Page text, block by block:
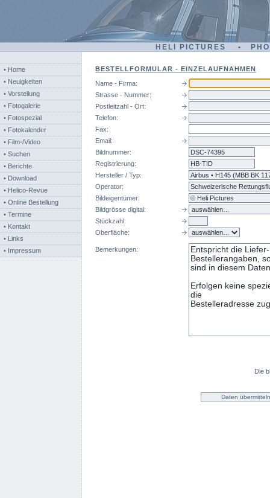
HELI PICTURES •
• Home
• Neuigkeiten
• Vorstellung
• Fotogalerie
• Fotospezial
• Fotokalender
• Film-/Video
• Suchen
• Berichte
• Download
• Helico-Revue
• Online Bestellung
• Termine
• Kontakt
• Links
• Impressum
BESTELLFORMULAR - EINZELAUFNAHMEN
Name - Firma:
Strasse - Nummer:
Postleitzahl - Ort:
Telefon:
Fax:
Email:
Bildnummer:
Registrierung:
Hersteller / Typ:
Operator:
Bildeigentümer:
Bildgrösse digital:
Stückzahl:
Oberfläche:
Bemerkungen:
Die